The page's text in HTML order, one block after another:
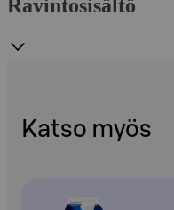
Ravintosisältö
Katso myös